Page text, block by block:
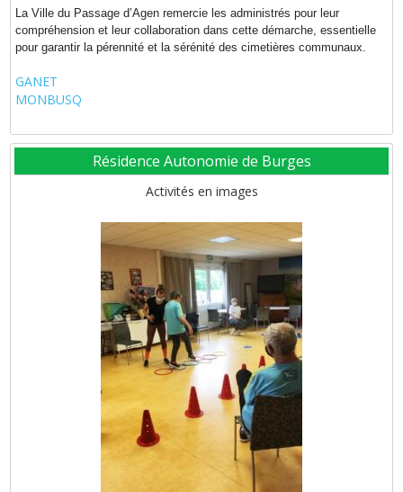
La Ville du Passage d’Agen remercie les administrés pour leur
compréhension et leur collaboration dans cette démarche, essentielle
pour garantir la pérennité et la sérénité des cimetières communaux.
GANET
MONBUSQ
Résidence Autonomie de Burges
Activités en images